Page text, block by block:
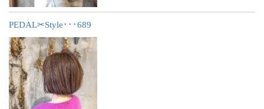
PEDAL✂︎Style･･･689